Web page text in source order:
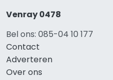
Venray 0478
Bel ons: 085-04 10 177
Contact
Adverteren
Over ons